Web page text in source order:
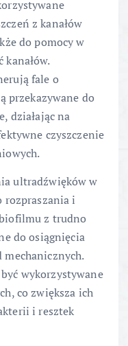
z kanałów
do pomocy w
fale o
przekazywane do
działając na
czyszczenie
ultradźwięków w
rozpraszania i
z trudno
do osiągnięcia
wykorzystywane
co zwiększa ich
i resztek